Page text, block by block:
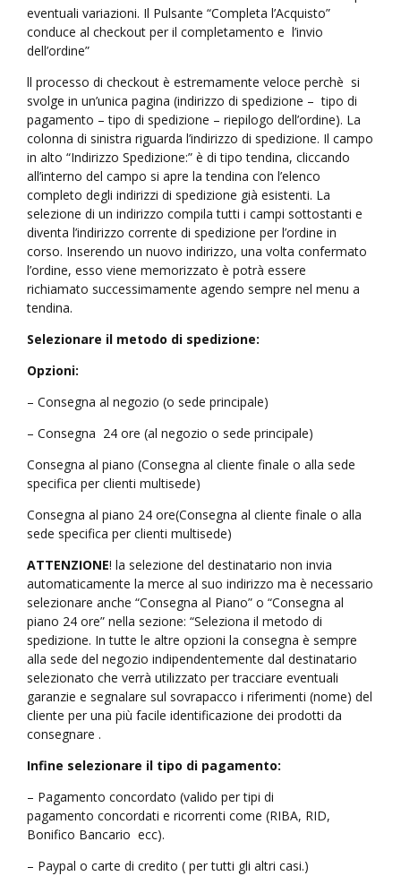
eventuali variazioni. Il Pulsante “Completa l’Acquisto”
conduce al checkout per il completamento e l’invio
dell’ordine”
ll processo di checkout è estremamente veloce perchè si
svolge in un’unica pagina (indirizzo di spedizione – tipo di
pagamento – tipo di spedizione – riepilogo dell’ordine). La
colonna di sinistra riguarda l’indirizzo di spedizione. Il campo
in alto “Indirizzo Spedizione:” è di tipo tendina, cliccando
all’interno del campo si apre la tendina con l’elenco
completo degli indirizzi di spedizione già esistenti. La
selezione di un indirizzo compila tutti i campi sottostanti e
diventa l’indirizzo corrente di spedizione per l’ordine in
corso. Inserendo un nuovo indirizzo, una volta confermato
l’ordine, esso viene memorizzato è potrà essere
richiamato successimamente agendo sempre nel menu a
tendina.
Selezionare il metodo di spedizione:
Opzioni:
– Consegna al negozio (o sede principale)
– Consegna 24 ore (al negozio o sede principale)
Consegna al piano (Consegna al cliente finale o alla sede
specifica per clienti multisede)
Consegna al piano 24 ore(Consegna al cliente finale o alla
sede specifica per clienti multisede)
ATTENZIONE! la selezione del destinatario non invia
automaticamente la merce al suo indirizzo ma è necessario
selezionare anche “Consegna al Piano” o “Consegna al
piano 24 ore” nella sezione: “Seleziona il metodo di
spedizione. In tutte le altre opzioni la consegna è sempre
alla sede del negozio indipendentemente dal destinatario
selezionato che verrà utilizzato per tracciare eventuali
garanzie e segnalare sul sovrapacco i riferimenti (nome) del
cliente per una più facile identificazione dei prodotti da
consegnare .
Infine selezionare il tipo di pagamento:
– Pagamento concordato (valido per tipi di
pagamento concordati e ricorrenti come (RIBA, RID,
Bonifico Bancario ecc).
– Paypal o carte di credito ( per tutti gli altri casi.)